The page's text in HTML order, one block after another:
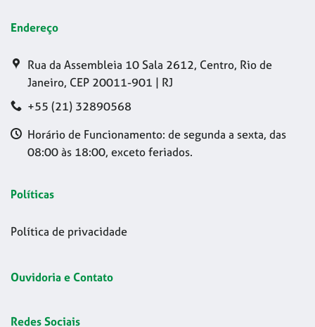
Endereço
Rua da Assembleia 10 Sala 2612, Centro, Rio de
Janeiro, CEP 20011-901 | RJ
+55 (21) 32890568
Horário de Funcionamento: de segunda a sexta, das
08:00 às 18:00, exceto feriados.
Políticas
Política de privacidade
Ouvidoria e Contato
Redes Sociais